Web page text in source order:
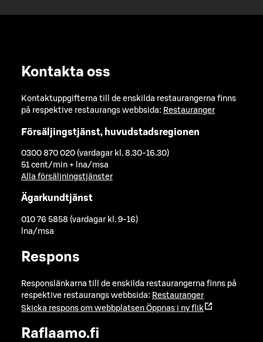
Kontakta oss
Kontaktuppgifterna till de enskilda restaurangerna finns
på respektive restaurangs webbsida: Restauranger
Försäljingstjänst, huvudstadsregionen
0300 870 020 (vardagar kl. 8.30-16.30)
51 cent/min + lna/msa
Alla försäljningstjänster
Ägarkundtjänst
010 76 5858 (vardagar kl. 9-16)
lna/msa
Respons
Responslänkarna till de enskilda restaurangerna finns på
respektive restaurangs webbsida: Restauranger
Skicka respons om webbplatsen Öppnas i ny flik
Raflaamo.fi